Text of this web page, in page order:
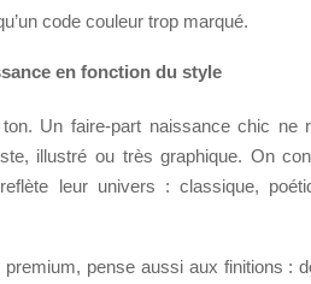
code couleur trop marqué.
en fonction du style
Un faire-part naissance chic ne
illustré ou très graphique. On
leur univers : classique,
pense aussi aux finitions :